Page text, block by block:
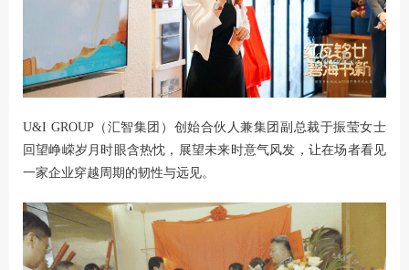
U&I GROUP（汇智集团）创始合伙人兼集团副总裁于振莹女士
回望峥嵘岁月时眼含热忱，展望未来时意气风发，让在场者看见
一家企业穿越周期的韧性与远见。